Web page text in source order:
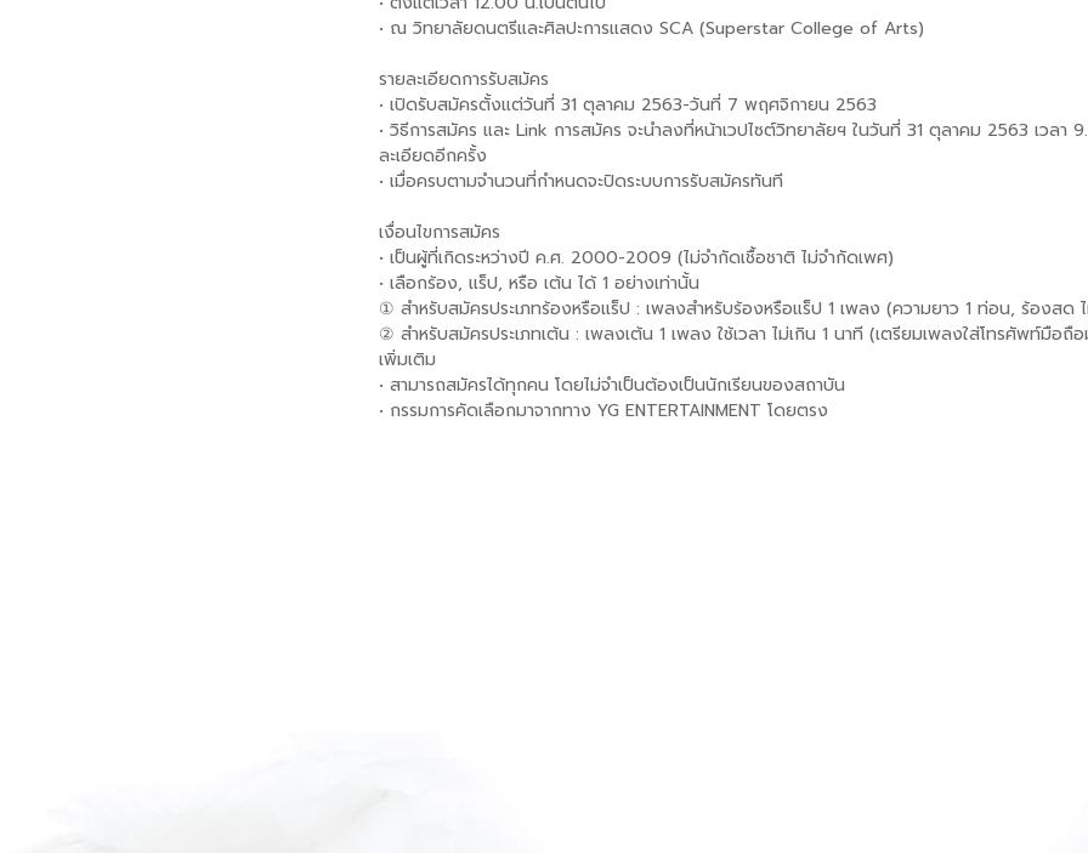
• ณ วิทยาลัยดนตรีและศิลปะการแสดง SCA (Superstar College of Arts)
รายละเอียดการรับสมัคร
• เปิดรับสมัครตั้งแต่วันที่ 31 ตุลาคม 2563-วันที่ 7 พฤศจิกายน 2563
• วิธีการสมัคร และ Link การสมัคร จะนำลงที่หน้าเวปไซต์วิทยาลัยฯ ในวันที่ 31 ตุลาคม 2563 เวลา
ละเอียดอีกครั้ง
• เมื่อครบตามจำนวนที่กำหนดจะปิดระบบการรับสมัครทันที
เงื่อนไขการสมัคร
• เป็นผู้ที่เกิดระหว่างปี ค.ศ. 2000-2009 (ไม่จำกัดเชื้อชาติ ไม่จำกัดเพศ)
• เลือกร้อง, แร็ป, หรือ เต้น ได้ 1 อย่างเท่านั้น
① สำหรับสมัครประเภทร้องหรือแร็ป : เพลงสำหรับร้องหรือแร็ป 1 เพลง (ความยาว 1 ท่อน, ร้องสด
② สำหรับสมัครประเภทเต้น : เพลงเต้น 1 เพลง ใช้เวลา ไม่เกิน 1 นาที (เตรียมเพลงใส่โทรศัพท์มือถือ
เพิ่มเติม
• สามารถสมัครได้ทุกคน โดยไม่จำเป็นต้องเป็นนักเรียนของสถาบัน
• กรรมการคัดเลือกมาจากทาง YG ENTERTAINMENT โดยตรง